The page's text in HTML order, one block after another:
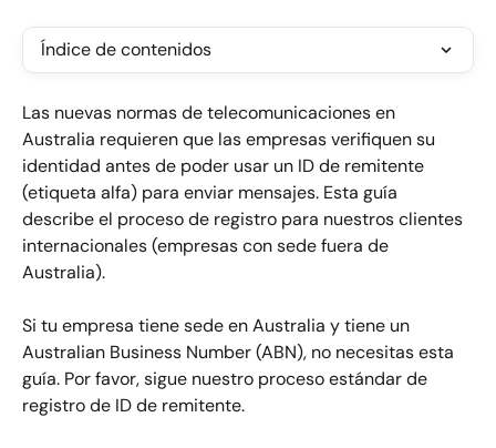
Índice de contenidos
Las nuevas normas de telecomunicaciones en
Australia requieren que las empresas verifiquen su
identidad antes de poder usar un ID de remitente
(etiqueta alfa) para enviar mensajes. Esta guía
describe el proceso de registro para nuestros clientes
internacionales (empresas con sede fuera de
Australia).
Si tu empresa tiene sede en Australia y tiene un
Australian Business Number (ABN), no necesitas esta
guía. Por favor, sigue nuestro proceso estándar de
registro de ID de remitente.